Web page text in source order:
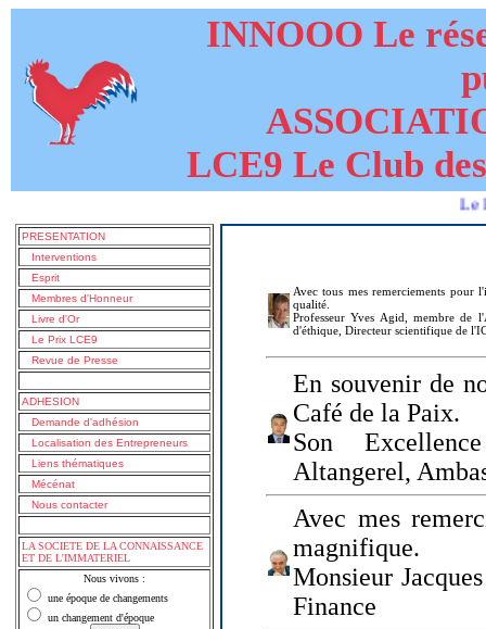
INNOOO Le
LCE9 Le Club
Le livre de
PRESENTATION
Interventions
Esprit
Membres d'Honneur
Livre d'Or
Le Prix LCE9
Revue de Presse
ADHESION
Demande d'adhésion
Localisation des Entrepreneurs
Liens thématiques
Mécénat
Nous contacter
LA SOCIETE DE LA CONNAISSANCE
ET DE L'IMMATERIEL
Nous vivons :
une époque de changements
un changement d'époque
Avec tous mes remerciements pour
qualité.
Professeur Yves Agid, membre de
d'éthique, Directeur scientifique de
En souvenir de
Café de la Paix.
Son
Altangerel,
Avec mes
magnifique.
Monsieur
Finance